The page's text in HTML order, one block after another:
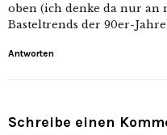
oben (ich denke da nur an
Basteltrends der 90er-
Antworten
Schreibe einen